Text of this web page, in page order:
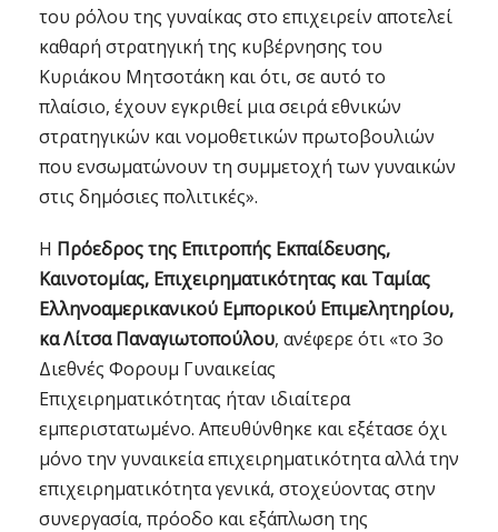
του ρόλου της γυναίκας στο επιχειρείν αποτελεί
καθαρή στρατηγική της κυβέρνησης του
Κυριάκου Μητσοτάκη και ότι, σε αυτό το
πλαίσιο, έχουν εγκριθεί μια σειρά εθνικών
στρατηγικών και νομοθετικών πρωτοβουλιών
που ενσωματώνουν τη συμμετοχή των γυναικών
στις δημόσιες πολιτικές».
Η Πρόεδρος της Επιτροπής Εκπαίδευσης,
Καινοτομίας, Επιχειρηματικότητας και Ταμίας
Ελληνοαμερικανικού Εμπορικού Επιμελητηρίου,
κα Λίτσα Παναγιωτοπούλου, ανέφερε ότι «το 3ο
Διεθνές Φορουμ Γυναικείας
Επιχειρηματικότητας ήταν ιδιαίτερα
εμπεριστατωμένο. Απευθύνθηκε και εξέτασε όχι
μόνο την γυναικεία επιχειρηματικότητα αλλά την
επιχειρηματικότητα γενικά, στοχεύοντας στην
συνεργασία, πρόοδο και εξάπλωση της